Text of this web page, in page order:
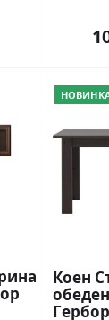
Коен
Гербор